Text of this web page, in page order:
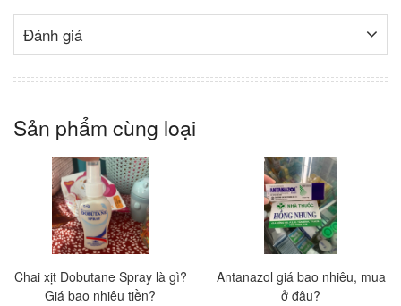
Đánh giá
Sản phẩm cùng loại
Chai xịt Dobutane Spray là gì?
Giá bao nhiêu tiền?
Antanazol giá bao nhiêu, mua
ở đâu?